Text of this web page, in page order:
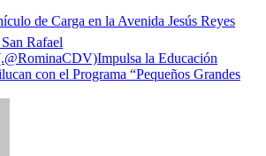
de Carga en la Avenida Jesús Reyes
Rafael
la Educación
con el Programa “Pequeños Grandes